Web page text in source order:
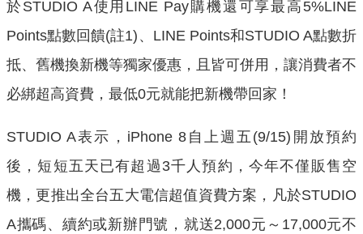
於STUDIO A使用LINE Pay購機還可享最高5%LINE
Points點數回饋(註1)、LINE Points和STUDIO A點數折
抵、舊機換新機等獨家優惠，且皆可併用，讓消費者不
必綁超高資費，最低0元就能把新機帶回家！
STUDIO A表示，iPhone 8自上週五(9/15)開放預約
後，短短五天已有超過3千人預約，今年不僅販售空
機，更推出全台五大電信超值資費方案，凡於STUDIO
A攜碼、續約或新辦門號，就送2,000元～17,000元不